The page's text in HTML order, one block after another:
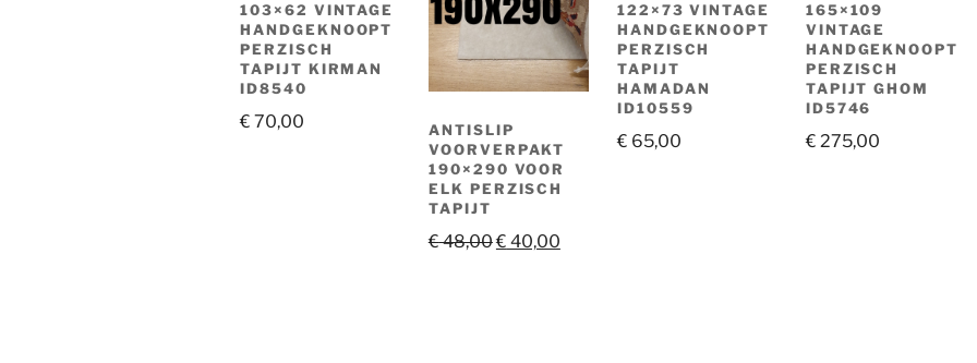
103×62 VINTAGE
HANDGEKNOOPT
PERZISCH
TAPIJT KIRMAN
ID8540
€ 70,00
ANTISLIP
VOORVERPAKT
190×290 VOOR
ELK PERZISCH
TAPIJT
€48,00Oorspronkelijke
€ 40,00Huidige
122×73 VINTAGE
HANDGEKNOOPT
PERZISCH
TAPIJT
HAMADAN
ID10559
€ 65,00
165×109
VINTAGE
HANDGEKNOOPT
PERZISCH
TAPIJT GHOM
ID5746
€ 275,00